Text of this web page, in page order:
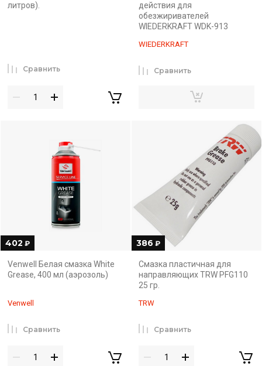
литров).
Сравнить
действия для
обезжиривателей
WIEDERKRAFT WDK-913
WIEDERKRAFT
Сравнить
402 ₽
Venwell Белая смазка White
Grease, 400 мл (аэрозоль)
Venwell
Сравнить
386 ₽
Смазка пластичная для
направляющих TRW PFG110
25 гр.
TRW
Сравнить